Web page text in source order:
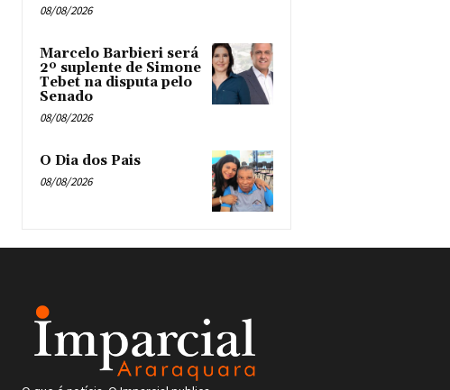
08/08/2026
Marcelo Barbieri será
2º suplente de Simone
Tebet na disputa pelo
Senado
08/08/2026
O Dia dos Pais
08/08/2026